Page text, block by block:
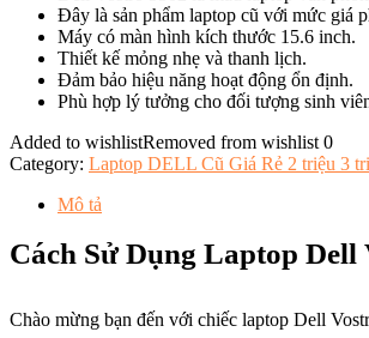
Đây là sản phẩm laptop cũ với mức giá
Máy có màn hình kích thước 15.6 inch.
Thiết kế mỏng nhẹ và thanh lịch.
Đảm bảo hiệu năng hoạt động ổn định.
Phù hợp lý tưởng cho đối tượng sinh
Added to wishlistRemoved from wishlist 0
Category: Laptop DELL Cũ Giá Rẻ 2 triệu 3
Mô tả
Cách Sử Dụng Laptop
Chào mừng bạn đến với chiếc laptop Dell